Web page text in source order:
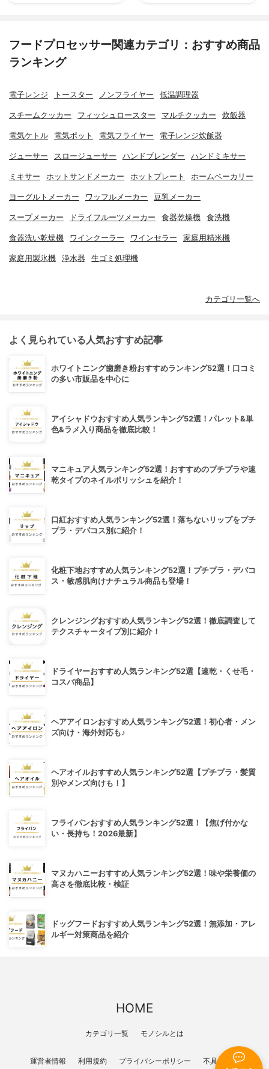
フードプロセッサー関連カテゴリ：おすすめ商品
ランキング
電子レンジ トースター ノンフライヤー 低温調理器
スチームクッカー フィッシュロースター マルチクッカー 炊飯器
電気ケトル 電気ポット 電気フライヤー 電子レンジ炊飯器
ジューサー スロージューサー ハンドブレンダー ハンドミキサー
ミキサー ホットサンドメーカー ホットプレート ホームベーカリー
ヨーグルトメーカー ワッフルメーカー 豆乳メーカー
スープメーカー ドライフルーツメーカー 食器乾燥機 食洗機
食器洗い乾燥機 ワインクーラー ワインセラー 家庭用精米機
家庭用製氷機 浄水器 生ゴミ処理機
カテゴリ一覧へ
よく見られている人気おすすめ記事
ホワイトニング歯磨き粉おすすめランキング52選！口コミ
の多い市販品を中心に
アイシャドウおすすめ人気ランキング52選！パレット&単
色&ラメ入り商品を徹底比較！
マニキュア人気ランキング52選！おすすめのプチプラや速
乾タイプのネイルポリッシュを紹介！
口紅おすすめ人気ランキング52選！落ちないリップをプチ
プラ・デパコス別に紹介！
化粧下地おすすめ人気ランキング52選！プチプラ・デパコ
ス・敏感肌向けナチュラル商品も登場！
クレンジングおすすめ人気ランキング52選！徹底調査して
テクスチャータイプ別に紹介！
ドライヤーおすすめ人気ランキング52選【速乾・くせ毛・
コスパ商品】
ヘアアイロンおすすめ人気ランキング52選！初心者・メン
ズ向け・海外対応も♪
ヘアオイルおすすめ人気ランキング52選【プチプラ・髪質
別やメンズ向けも！】
フライパンおすすめ人気ランキング52選！【焦げ付かな
い・長持ち！2026最新】
マヌカハニーおすすめ人気ランキング52選！味や栄養価の
高さを徹底比較・検証
ドッグフードおすすめ人気ランキング52選！無添加・アレ
ルギー対策商品を紹介
HOME
カテゴリ一覧 モノシルとは
運営者情報 利用規約 プライバシーポリシー 不具合報告